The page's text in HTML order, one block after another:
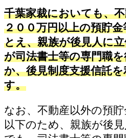
千葉家裁においても、
２００万円以上の預貯
とえ、親族が後見人に
が司法書士等の専門職
か、後見制度支援信託
す。
なお、不動産以外の預
以下のため、親族が後